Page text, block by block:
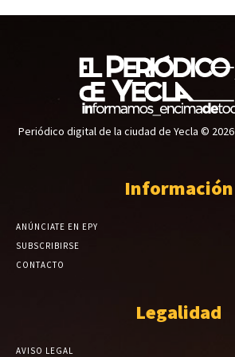
Periódico digital de la ciudad de Yecla © 2026
Información
ANÚNCIATE EN EPY
SUBSCRIBIRSE
CONTACTO
Legalidad
AVISO LEGAL